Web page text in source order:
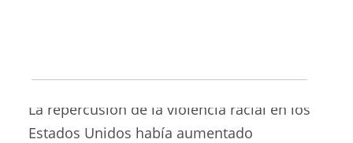
conflictos tanto interiores como exteriores.
La repercusión de la violencia racial en los
Estados Unidos había aumentado